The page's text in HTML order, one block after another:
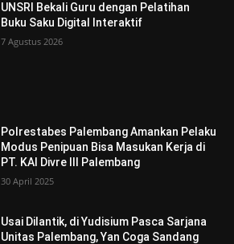
UNSRI Bekali Guru dengan Pelatihan
Buku Saku Digital Interaktif
7 Agustus 2026
Polrestabes Palembang Amankan Pelaku
Modus Penipuan Bisa Masukan Kerja di
PT. KAI Divre III Palembang
30 April 2025
Usai Dilantik, di Yudisium Pasca Sarjana
Unitas Palembang, Yan Coga Sandang